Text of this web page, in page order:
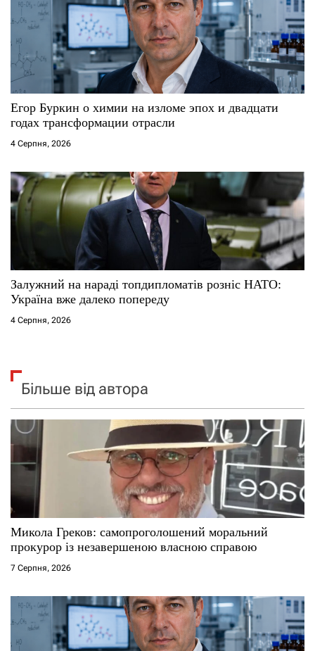
Егор Буркин о химии на изломе эпох и двадцати
годах трансформации отрасли
4 Серпня, 2026
Залужний на нараді топдипломатів розніс НАТО:
Україна вже далеко попереду
4 Серпня, 2026
Більше від автора
Микола Греков: самопроголошений моральний
прокурор із незавершеною власною справою
7 Серпня, 2026